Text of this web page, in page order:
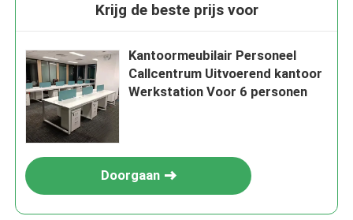
Krijg de beste prijs voor
Kantoormeubilair Personeel
Callcentrum Uitvoerend kantoor
Werkstation Voor 6 personen
Doorgaan